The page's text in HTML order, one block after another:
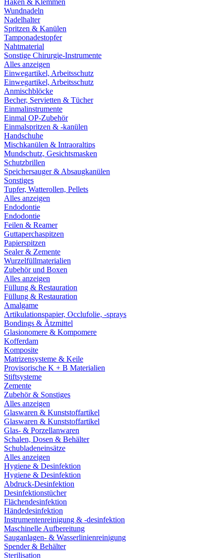
Haken & Klemmen
Wundnadeln
Nadelhalter
Spritzen & Kanülen
Tamponadestopfer
Nahtmaterial
Sonstige Chirurgie-Instrumente
Alles anzeigen
Einwegartikel, Arbeitsschutz
Einwegartikel, Arbeitsschutz
Anmischblöcke
Becher, Servietten & Tücher
Einmalinstrumente
Einmal OP-Zubehör
Einmalspritzen & -kanülen
Handschuhe
Mischkanülen & Intraoraltips
Mundschutz, Gesichtsmasken
Schutzbrillen
Speichersauger & Absaugkanülen
Sonstiges
Tupfer, Watterollen, Pellets
Alles anzeigen
Endodontie
Endodontie
Feilen & Reamer
Guttaperchaspitzen
Papierspitzen
Sealer & Zemente
Wurzelfüllmaterialien
Zubehör und Boxen
Alles anzeigen
Füllung & Restauration
Füllung & Restauration
Amalgame
Artikulationspapier, Occlufolie, -sprays
Bondings & Ätzmittel
Glasionomere & Kompomere
Kofferdam
Komposite
Matrizensysteme & Keile
Provisorische K + B Materialien
Stiftsysteme
Zemente
Zubehör & Sonstiges
Alles anzeigen
Glaswaren & Kunststoffartikel
Glaswaren & Kunststoffartikel
Glas- & Porzellanwaren
Schalen, Dosen & Behälter
Schubladeneinsätze
Alles anzeigen
Hygiene & Desinfektion
Hygiene & Desinfektion
Abdruck-Desinfektion
Desinfektionstücher
Flächendesinfektion
Händedesinfektion
Instrumentenreinigung & -desinfektion
Maschinelle Aufbereitung
Sauganlagen- & Wasserlinienreinigung
Spender & Behälter
Sterilisation